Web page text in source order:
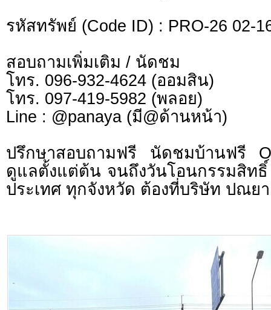
รหัสทรัพย์ (Code ID) : PRO-26 02-
สอบถามเพิ่มเติม / นัดชม
โทร. 096-932-4624 (ออมสิน)
โทร. 097-419-5982 (พลอย)
Line : @panaya (มี@ด้านหน้า)
ปรึกษาสอบถามฟรี นัดชมบ้านฟรี
ดูแลตั้งแต่ต้น จนถึงวันโอนกรรมสิท
ประเทศ ทุกจังหวัด ต้องที่บริษัท ปณย